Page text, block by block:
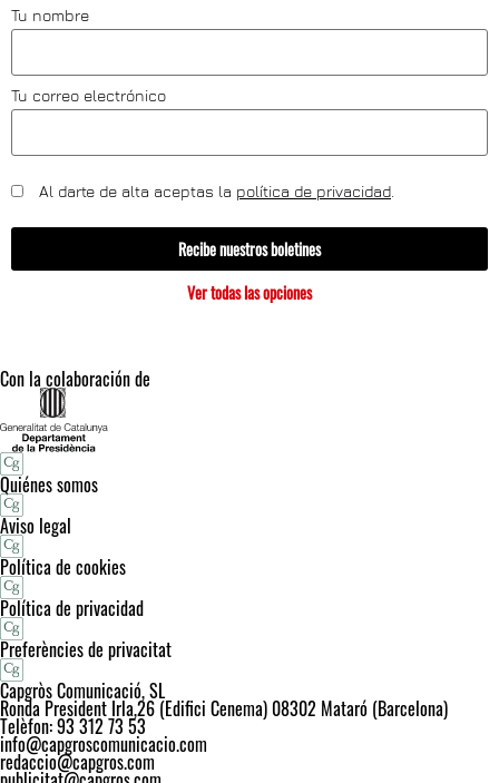
Tu nombre
Tu correo electrónico
Al darte de alta aceptas la política de privacidad.
Recibe nuestros boletines
Ver todas las opciones
Con la colaboración de
Quiénes somos
Aviso legal
Política de cookies
Política de privacidad
Preferències de privacitat
Capgròs Comunicació, SL
Ronda President Irla,26 (Edifici Cenema) 08302 Mataró (Barcelona)
Telèfon: 93 312 73 53
info@capgroscomunicacio.com
redaccio@capgros.com